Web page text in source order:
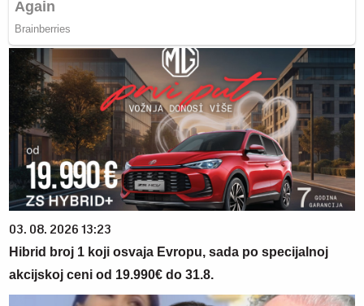
03. 08. 2026 13:23
Hibrid broj 1 koji osvaja Evropu, sada po specijalnoj
akcijskoj ceni od 19.990€ do 31.8.